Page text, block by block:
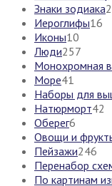
Знаки зодиака2
Иероглифы16
Иконы10
Люди257
Монохромная
Море41
Наборы для
Натюрморт42
Оберег6
Овощи и
Пейзажи246
Перенабор
По картинам